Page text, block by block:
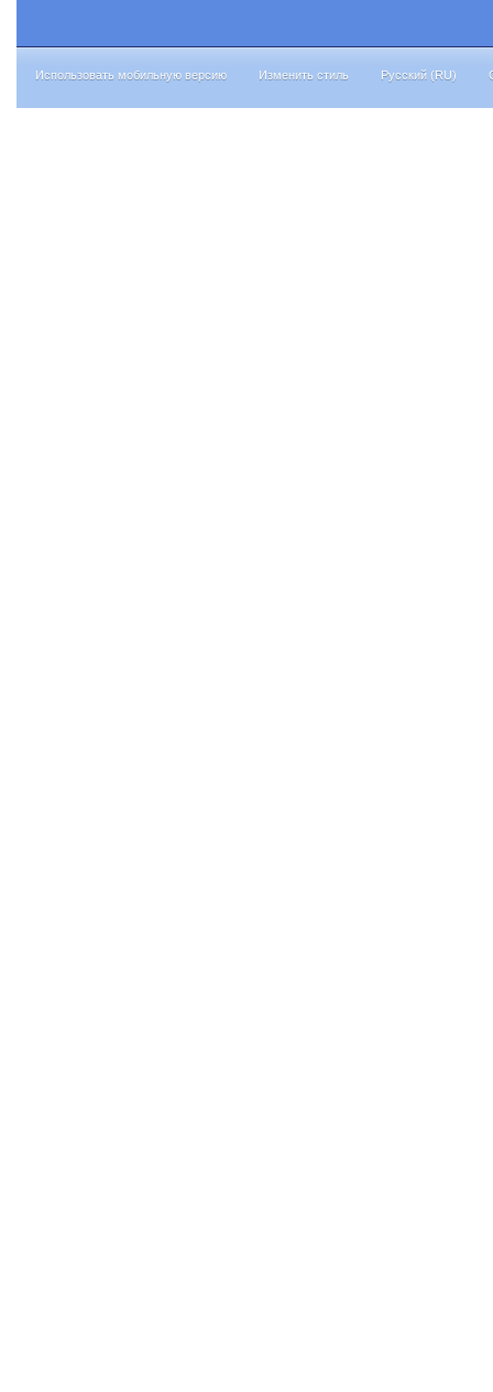
Использовать мобильную версию Изменить стиль Русский (RU)